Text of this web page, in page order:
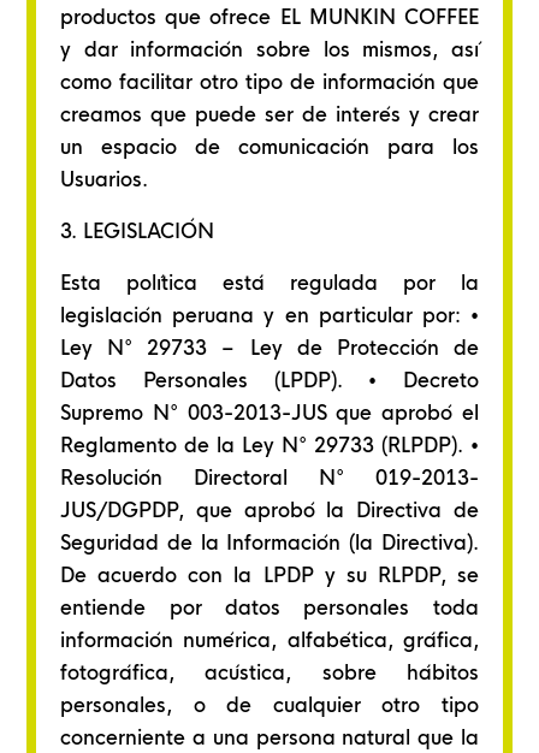
productos que ofrece EL MUNKIN COFFEE
y dar información sobre los mismos, así
como facilitar otro tipo de información que
creamos que puede ser de interés y crear
un espacio de comunicación para los
Usuarios.
3. LEGISLACIÓN
Esta política está regulada por la
legislación peruana y en particular por: •
Ley N° 29733 – Ley de Protección de
Datos Personales (LPDP). • Decreto
Supremo N° 003-2013-JUS que aprobó el
Reglamento de la Ley N° 29733 (RLPDP). •
Resolución Directoral N° 019-2013-
JUS/DGPDP, que aprobó la Directiva de
Seguridad de la Información (la Directiva).
De acuerdo con la LPDP y su RLPDP, se
entiende por datos personales toda
información numérica, alfabética, gráfica,
fotográfica, acústica, sobre hábitos
personales, o de cualquier otro tipo
concerniente a una persona natural que la